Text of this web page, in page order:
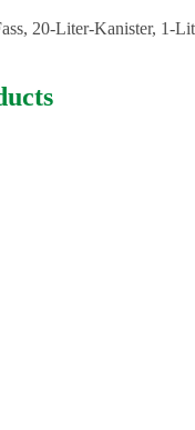
20-Liter-Kanister, 1-